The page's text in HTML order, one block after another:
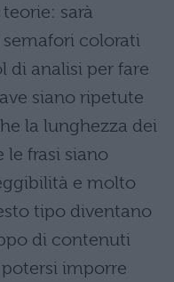
sarà
colorati
di analisi per fare
siano ripetute
la lunghezza dei
frasi siano
e molto
tipo diventano
di contenuti
imporre